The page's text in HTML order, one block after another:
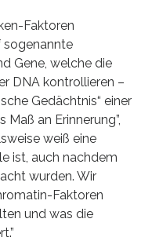
Faktoren
sogenannte
Gene, welche die
DNA kontrollieren –
Gedächtnis“ einer
Maß an Erinnerung”,
weiß eine
ist, auch nachdem
wurden. Wir
Faktoren
und was die